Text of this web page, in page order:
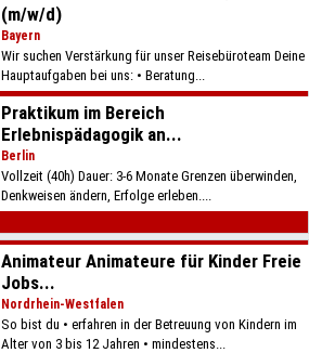
(m/w/d)
Bayern
Wir suchen Verstärkung für unser Reisebüroteam Deine
Hauptaufgaben bei uns: • Beratung...
Praktikum im Bereich
Erlebnispädagogik an...
Berlin
Vollzeit (40h) Dauer: 3-6 Monate Grenzen überwinden,
Denkweisen ändern, Erfolge erleben....
Animateur Animateure für Kinder Freie
Jobs...
Nordrhein-Westfalen
So bist du • erfahren in der Betreuung von Kindern im
Alter von 3 bis 12 Jahren • mindestens...